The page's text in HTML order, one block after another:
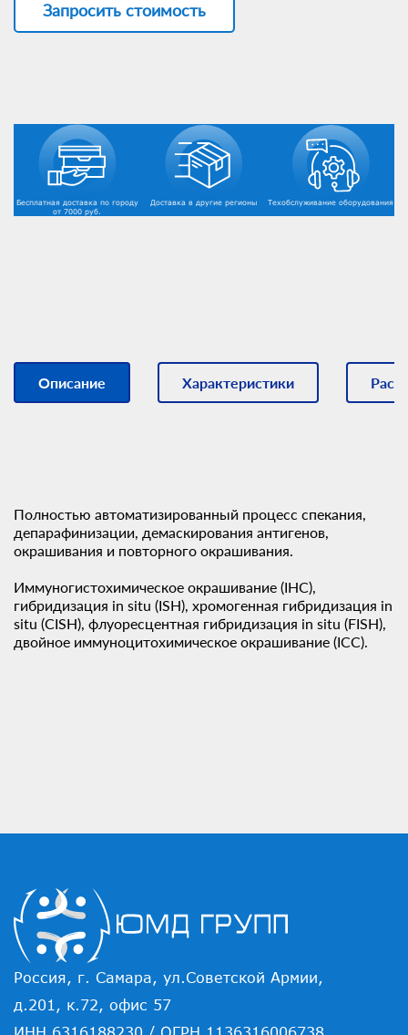
Запросить стоимость
Бесплатная доставка по городу
от 7000 руб.
Доставка в другие регионы Техобслуживание оборудования
Описание Характеристики
Полностью автоматизированный процесс спекания,
депарафинизации, демаскирования антигенов,
окрашивания и повторного окрашивания.
Иммуногистохимическое окрашивание (IHC),
гибридизация in situ (ISH), хромогенная гибридизация in
situ (CISH), флуоресцентная гибридизация in situ (FISH),
двойное иммуноцитохимическое окрашивание (ICC).
Россия, г. Самара, ул.Советской Армии,
д.201, к.72, офис 57